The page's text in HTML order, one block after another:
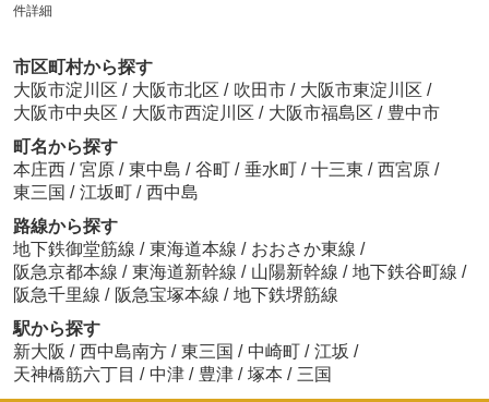
件詳細
市区町村から探す
大阪市淀川区 / 大阪市北区 / 吹田市 / 大阪市東淀川区 /
大阪市中央区 / 大阪市西淀川区 / 大阪市福島区 / 豊中市
町名から探す
本庄西 / 宮原 / 東中島 / 谷町 / 垂水町 / 十三東 / 西宮原 /
東三国 / 江坂町 / 西中島
路線から探す
地下鉄御堂筋線 / 東海道本線 / おおさか東線 /
阪急京都本線 / 東海道新幹線 / 山陽新幹線 / 地下鉄谷町線 /
阪急千里線 / 阪急宝塚本線 / 地下鉄堺筋線
駅から探す
新大阪 / 西中島南方 / 東三国 / 中崎町 / 江坂 /
天神橋筋六丁目 / 中津 / 豊津 / 塚本 / 三国